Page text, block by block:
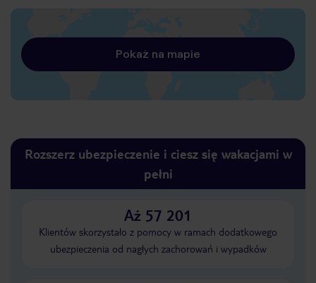
Pokaż na mapie
Rozszerz ubezpieczenie i ciesz się wakacjami w
pełni
Aż 57 201
Klientów skorzystało z pomocy w ramach dodatkowego
ubezpieczenia od nagłych zachorowań i wypadków